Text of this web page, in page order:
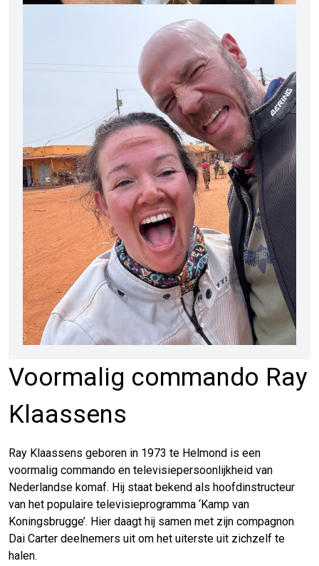
Voormalig commando Ray
Klaassens
Ray Klaassens geboren in 1973 te Helmond is een
voormalig commando en televisiepersoonlijkheid van
Nederlandse komaf. Hij staat bekend als hoofdinstructeur
van het populaire televisieprogramma ‘Kamp van
Koningsbrugge’. Hier daagt hij samen met zijn compagnon
Dai Carter deelnemers uit om het uiterste uit zichzelf te
halen.